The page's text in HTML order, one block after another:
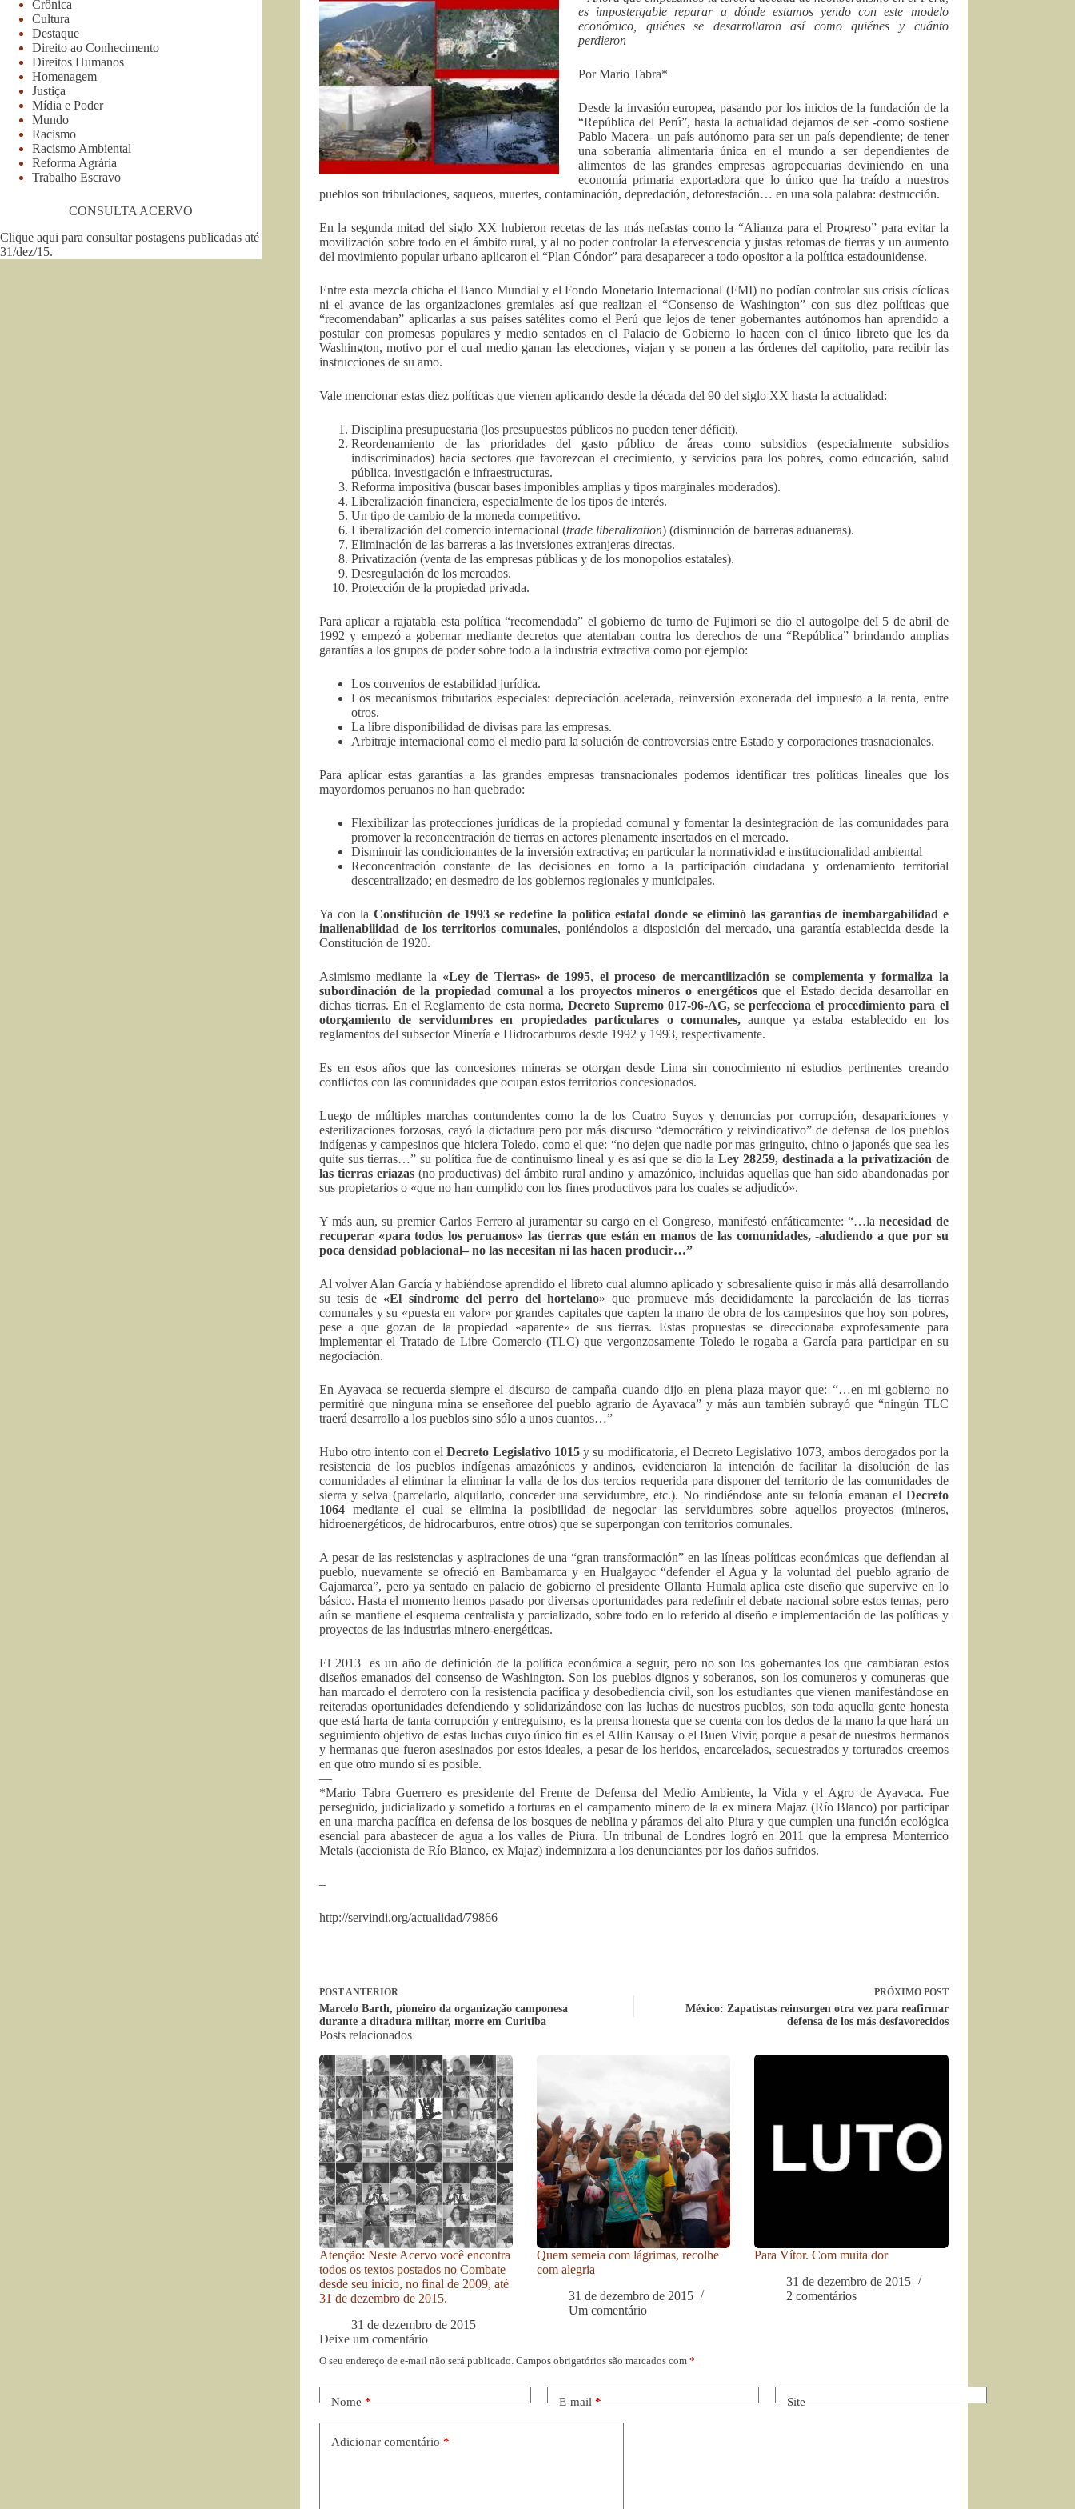
es impostergable reparar a dónde estamos yendo con este modelo
económico, quiénes se desarrollaron así como quiénes y cuánto
perdieron
Por Mario Tabra*
Desde la invasión europea, pasando por los inicios de la fundación de la
“República del Perú”, hasta la actualidad dejamos de ser -como sostiene
Pablo Macera- un país autónomo para ser un país dependiente; de tener
una soberanía alimentaria única en el mundo a ser dependientes de
alimentos de las grandes empresas agropecuarias deviniendo en una
economía primaria exportadora que lo único que ha traído a nuestros
pueblos son tribulaciones, saqueos, muertes, contaminación, depredación, deforestación… en una sola palabra: destrucción.
En la segunda mitad del siglo XX hubieron recetas de las más nefastas como la “Alianza para el Progreso” para evitar la
movilización sobre todo en el ámbito rural, y al no poder controlar la efervescencia y justas retomas de tierras y un aumento
del movimiento popular urbano aplicaron el “Plan Cóndor” para desaparecer a todo opositor a la política estadounidense.
Entre esta mezcla chicha el Banco Mundial y el Fondo Monetario Internacional (FMI) no podían controlar sus crisis cíclicas
ni el avance de las organizaciones gremiales así que realizan el “Consenso de Washington” con sus diez políticas que
“recomendaban” aplicarlas a sus países satélites como el Perú que lejos de tener gobernantes autónomos han aprendido a
postular con promesas populares y medio sentados en el Palacio de Gobierno lo hacen con el único libreto que les da
Washington, motivo por el cual medio ganan las elecciones, viajan y se ponen a las órdenes del capitolio, para recibir las
instrucciones de su amo.
Vale mencionar estas diez políticas que vienen aplicando desde la década del 90 del siglo XX hasta la actualidad:
Disciplina presupuestaria (los presupuestos públicos no pueden tener déficit).
Reordenamiento de las prioridades del gasto público de áreas como subsidios (especialmente subsidios
indiscriminados) hacia sectores que favorezcan el crecimiento, y servicios para los pobres, como educación, salud
pública, investigación e infraestructuras.
Reforma impositiva (buscar bases imponibles amplias y tipos marginales moderados).
Liberalización financiera, especialmente de los tipos de interés.
Un tipo de cambio de la moneda competitivo.
Liberalización del comercio internacional (trade liberalization) (disminución de barreras aduaneras).
Eliminación de las barreras a las inversiones extranjeras directas.
Privatización (venta de las empresas públicas y de los monopolios estatales).
Desregulación de los mercados.
Protección de la propiedad privada.
Para aplicar a rajatabla esta política “recomendada” el gobierno de turno de Fujimori se dio el autogolpe del 5 de abril de
1992 y empezó a gobernar mediante decretos que atentaban contra los derechos de una “República” brindando amplias
garantías a los grupos de poder sobre todo a la industria extractiva como por ejemplo:
Los convenios de estabilidad jurídica.
Los mecanismos tributarios especiales: depreciación acelerada, reinversión exonerada del impuesto a la renta, entre
otros.
La libre disponibilidad de divisas para las empresas.
Arbitraje internacional como el medio para la solución de controversias entre Estado y corporaciones trasnacionales.
Para aplicar estas garantías a las grandes empresas transnacionales podemos identificar tres políticas lineales que los
mayordomos peruanos no han quebrado:
Flexibilizar las protecciones jurídicas de la propiedad comunal y fomentar la desintegración de las comunidades para
promover la reconcentración de tierras en actores plenamente insertados en el mercado.
Disminuir las condicionantes de la inversión extractiva; en particular la normatividad e institucionalidad ambiental
Reconcentración constante de las decisiones en torno a la participación ciudadana y ordenamiento territorial
descentralizado; en desmedro de los gobiernos regionales y municipales.
Ya con la Constitución de 1993 se redefine la política estatal donde se eliminó las garantías de inembargabilidad e
inalienabilidad de los territorios comunales, poniéndolos a disposición del mercado, una garantía establecida desde la
Constitución de 1920.
Asimismo mediante la «Ley de Tierras» de 1995, el proceso de mercantilización se complementa y formaliza la
subordinación de la propiedad comunal a los proyectos mineros o energéticosque el Estado decida desarrollar en
dichas tierras. En el Reglamento de esta norma, Decreto Supremo 017-96-AG, se perfecciona el procedimiento para el
otorgamiento de servidumbres en propiedades particulares o comunales, aunque ya estaba establecido en los
reglamentos del subsector Minería e Hidrocarburos desde 1992 y 1993, respectivamente.
Es en esos años que las concesiones mineras se otorgan desde Lima sin conocimiento ni estudios pertinentes creando
conflictos con las comunidades que ocupan estos territorios concesionados.
Luego de múltiples marchas contundentes como la de los Cuatro Suyos y denuncias por corrupción, desapariciones y
esterilizaciones forzosas, cayó la dictadura pero por más discurso “democrático y reivindicativo” de defensa de los pueblos
indígenas y campesinos que hiciera Toledo, como el que: “no dejen que nadie por mas gringuito, chino o japonés que sea les
quite sus tierras…” su política fue de continuismo lineal y es así que se dio laLey 28259, destinada a la privatización de
las tierras eriazas(no productivas) del ámbito rural andino y amazónico, incluidas aquellas que han sido abandonadas por
sus propietarios o «que no han cumplido con los fines productivos para los cuales se adjudicó».
Y más aun, su premier Carlos Ferrero al juramentar su cargo en el Congreso, manifestó enfáticamente: “…la necesidad de
recuperar «para todos los peruanos» las tierras que están en manos de las comunidades, -aludiendo a que por su
poca densidad poblacional– no las necesitan ni las hacen producir…”
Al volver Alan García y habiéndose aprendido el libreto cual alumno aplicado y sobresaliente quiso ir más allá desarrollando
su tesis de «El síndrome del perro del hortelano» que promueve más decididamente la parcelación de las tierras
comunales y su «puesta en valor» por grandes capitales que capten la mano de obra de los campesinos que hoy son pobres,
pese a que gozan de la propiedad «aparente» de sus tierras. Estas propuestas se direccionaba exprofesamente para
implementar el Tratado de Libre Comercio (TLC) que vergonzosamente Toledo le rogaba a García para participar en su
negociación.
En Ayavaca se recuerda siempre el discurso de campaña cuando dijo en plena plaza mayor que: “…en mi gobierno no
permitiré que ninguna mina se enseñoree del pueblo agrario de Ayavaca” y más aun también subrayó que “ningún TLC
traerá desarrollo a los pueblos sino sólo a unos cuantos…”
Hubo otro intento con elDecreto Legislativo 1015y su modificatoria, el Decreto Legislativo 1073, ambos derogados por la
resistencia de los pueblos indígenas amazónicos y andinos, evidenciaron la intención de facilitar la disolución de las
comunidades al eliminar la eliminar la valla de los dos tercios requerida para disponer del territorio de las comunidades de
sierra y selva (parcelarlo, alquilarlo, conceder una servidumbre, etc.). No rindiéndose ante su felonía emanan el Decreto
1064 mediante el cual
se elimina la posibilidad de negociar las servidumbres sobre aquellos proyectos (mineros,
hidroenergéticos, de hidrocarburos, entre otros) que se superpongan con territorios comunales.
A pesar de las resistencias y aspiraciones de una “gran transformación” en las líneas políticas económicas que defiendan al
pueblo, nuevamente se ofreció en Bambamarca y en Hualgayoc “defender el Agua y la voluntad del pueblo agrario de
Cajamarca”, pero ya sentado en palacio de gobierno el presidente Ollanta Humala aplica este diseño que supervive en lo
básico. Hasta el momento hemos pasado por diversas oportunidades para redefinir el debate nacional sobre estos temas, pero
aún se mantiene el esquema centralista y parcializado, sobre todo en lo referido al diseño e implementación de las políticas y
proyectos de las industrias minero-energéticas.
El 2013 es un año de definición de la política económica a seguir, pero no son los gobernantes los que cambiaran estos
diseños emanados del consenso de Washington. Son los pueblos dignos y soberanos, son los comuneros y comuneras que
han marcado el derrotero con la resistencia pacífica y desobediencia civil, son los estudiantes que vienen manifestándose en
reiteradas oportunidades defendiendo y solidarizándose con las luchas de nuestros pueblos, son toda aquella gente honesta
que está harta de tanta corrupción y entreguismo, es la prensa honesta que se cuenta con los dedos de la mano la que hará un
seguimiento objetivo de estas luchas cuyo único fin es el Allin Kausay o el Buen Vivir, porque a pesar de nuestros hermanos
y hermanas que fueron asesinados por estos ideales, a pesar de los heridos, encarcelados, secuestrados y torturados creemos
en que otro mundo si es posible.
—
*Mario Tabra Guerrero es presidente del Frente de Defensa del Medio Ambiente, la Vida y el Agro de Ayavaca. Fue
perseguido, judicializado y sometido a torturas en el campamento minero de la ex minera Majaz (Río Blanco) por participar
en una marcha pacífica en defensa de los bosques de neblina y páramos del alto Piura y que cumplen una función ecológica
esencial para abastecer de agua a los valles de Piura. Un tribunal de Londres logró en 2011 que la empresa Monterrico
Metals (accionista de Río Blanco, ex Majaz) indemnizara a los denunciantes por los daños sufridos.
–
http://servindi.org/actualidad/79866
POSTANTERIOR
Marcelo Barth, pioneiro da organização camponesa
durante a ditadura militar, morre em Curitiba
PRÓXIMO POST
México: Zapatistas reinsurgen otra vez para reafirmar
defensa de los más desfavorecidos
Posts relacionados
Atenção: Neste Acervo você encontra
todos os textos postados no Combate
desde seu início, no final de 2009, até
31 de dezembro de 2015.
31 de dezembro de 2015
Quem semeia com lágrimas, recolhe
com alegria
31 de dezembro de 2015
Um comentário
Para Vítor. Com muita dor
31 de dezembro de 2015
2 comentários
Deixe um comentário
O seu endereço de e-mail não será publicado. Campos obrigatórios são marcados com *
Nome* E-mail* Site
Adicionar comentário *
Crônica
Cultura
Destaque
Direito ao Conhecimento
Direitos Humanos
Homenagem
Justiça
Mídia e Poder
Mundo
Racismo
Racismo Ambiental
Reforma Agrária
Trabalho Escravo
CONSULTA ACERVO
Clique aqui para consultar postagens publicadas até
31/dez/15.